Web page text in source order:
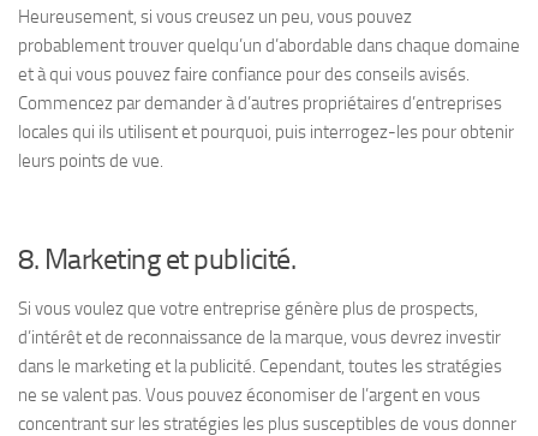
Heureusement, si vous creusez un peu, vous pouvez
probablement trouver quelqu’un d’abordable dans chaque domaine
et à qui vous pouvez faire confiance pour des conseils avisés.
Commencez par demander à d’autres propriétaires d’entreprises
locales qui ils utilisent et pourquoi, puis interrogez-les pour obtenir
leurs points de vue.
8. Marketing et publicité.
Si vous voulez que votre entreprise génère plus de prospects,
d’intérêt et de reconnaissance de la marque, vous devrez investir
dans le marketing et la publicité. Cependant, toutes les stratégies
ne se valent pas. Vous pouvez économiser de l’argent en vous
concentrant sur les stratégies les plus susceptibles de vous donner